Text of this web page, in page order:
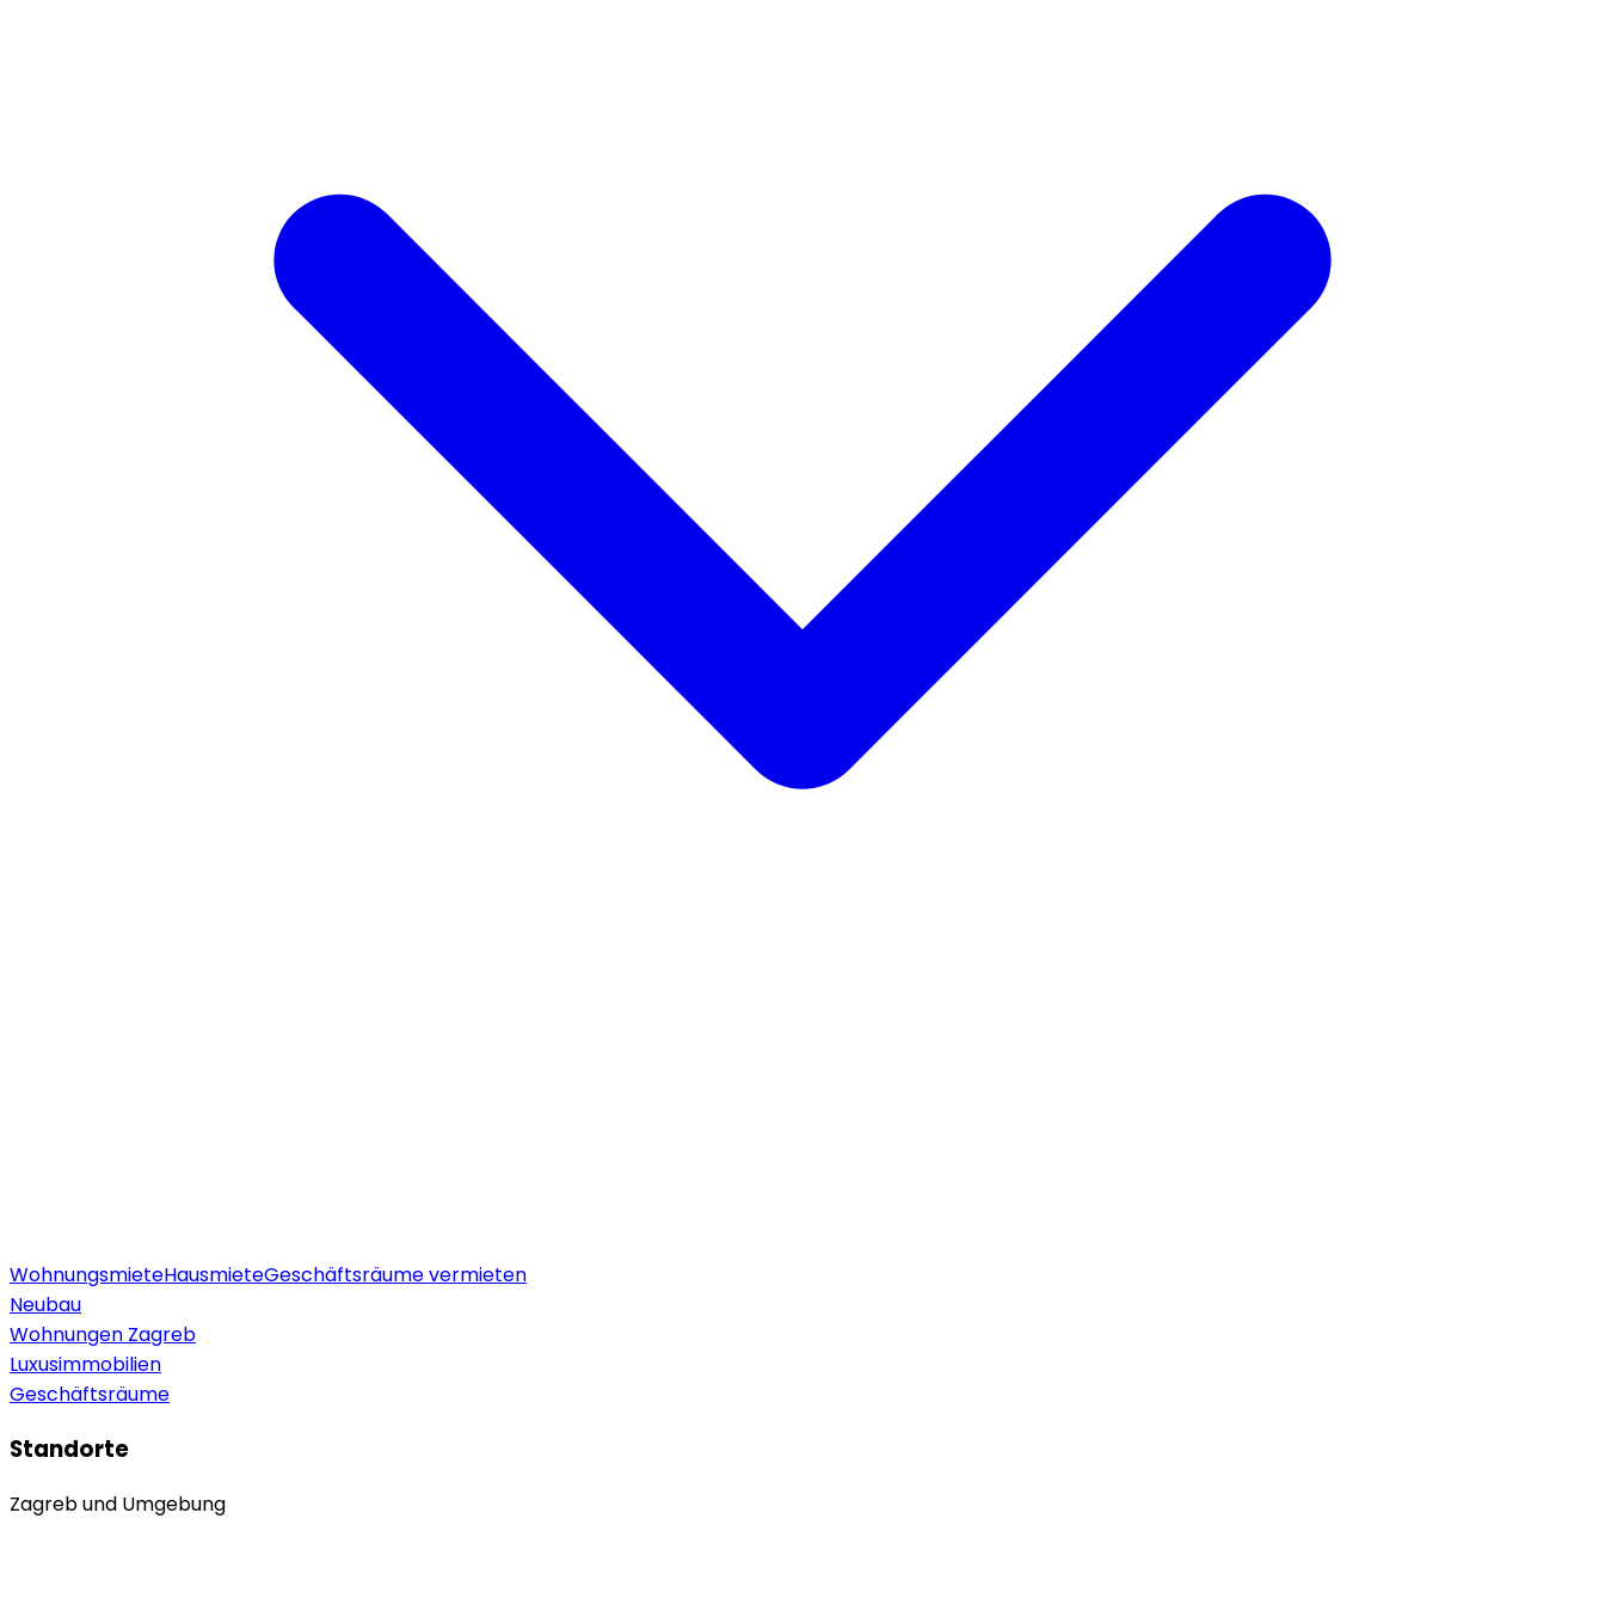
WohnungsmieteHausmieteGeschäftsräume vermieten
Neubau
Wohnungen Zagreb
Luxusimmobilien
Geschäftsräume
Standorte
Zagreb und Umgebung